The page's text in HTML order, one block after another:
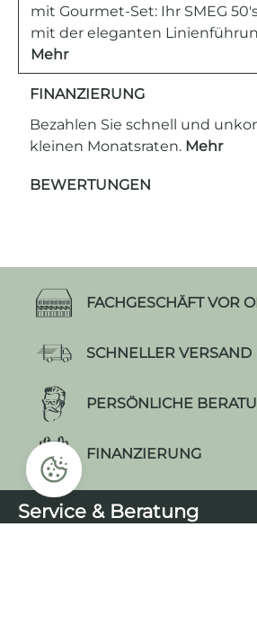
mit Gourmet-Set: Ihr SMEG
mit der eleganten
Mehr
FINANZIERUNG
Bezahlen Sie schnell und
kleinen Monatsraten. Mehr
BEWERTUNGEN
FACHGESCHÄFT VOR
SCHNELLER VERSAND
PERSÖNLICHE
FINANZIERUNG
Service & Beratung